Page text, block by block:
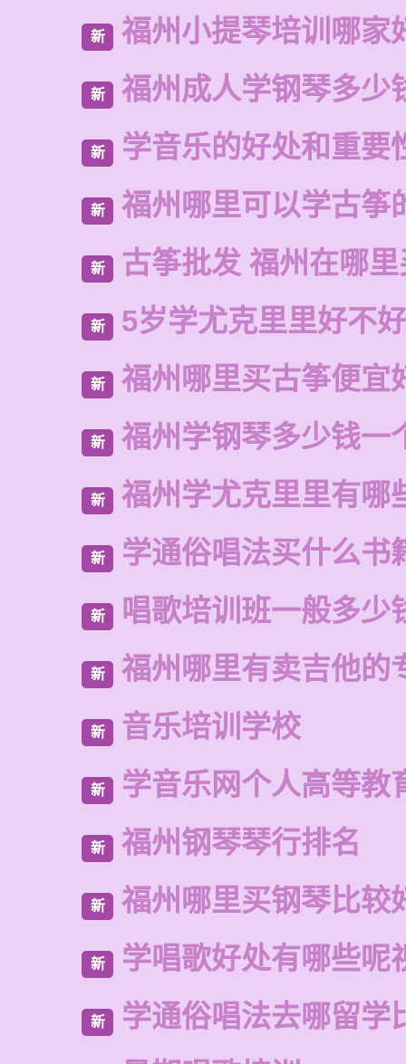
新 福州小提琴培训哪家
新 福州成人学钢琴多少
新 学音乐的好处和重要
新 福州哪里可以学古筝
新 古筝批发 福州在哪
新 5岁学尤克里里好不好
新 福州哪里买古筝便宜
新 福州学钢琴多少钱一
新 福州学尤克里里有哪
新 学通俗唱法买什么书
新 唱歌培训班一般多少
新 福州哪里有卖吉他的
新 音乐培训学校
新 学音乐网个人高等教
新 福州钢琴琴行排名
新 福州哪里买钢琴比较
新 学唱歌好处有哪些呢
新
学通俗唱法去哪留学